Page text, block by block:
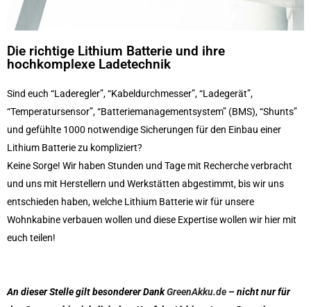
Die richtige Lithium Batterie und ihre
hochkomplexe Ladetechnik
Sind euch “Laderegler”, “Kabeldurchmesser”, “Ladegerät”,
“Temperatursensor”, “Batteriemanagementsystem” (BMS), “Shunts”
und gefühlte 1000 notwendige Sicherungen für den Einbau einer
Lithium Batterie zu kompliziert?
Keine Sorge! Wir haben Stunden und Tage mit Recherche verbracht
und uns mit Herstellern und Werkstätten abgestimmt, bis wir uns
entschieden haben, welche Lithium Batterie wir für unsere
Wohnkabine verbauen wollen und diese Expertise wollen wir hier mit
euch teilen!
An dieser Stelle gilt besonderer DankGreenAkku.de –nicht nur für